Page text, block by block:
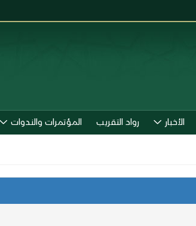
الأخبار رواد التقريب المؤتمرات والندوات